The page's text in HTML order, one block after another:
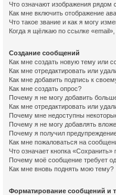
Что означают изображения
Как мне включить отображение
Что такое звание и как я могу
Когда я щёлкаю по ссылке
Создание сообщений
Как мне создать новую тему или
Как мне отредактировать или
Как мне добавить подпись к
Как мне создать опрос?
Почему я не могу добавить
Как мне отредактировать или
Почему мне недоступны
Почему я не могу добавлять
Почему я получил
Как мне пожаловаться на
Что означает кнопка
Почему моё сообщение требует
Как мне вновь поднять мою тему?
Форматирование сообщений и